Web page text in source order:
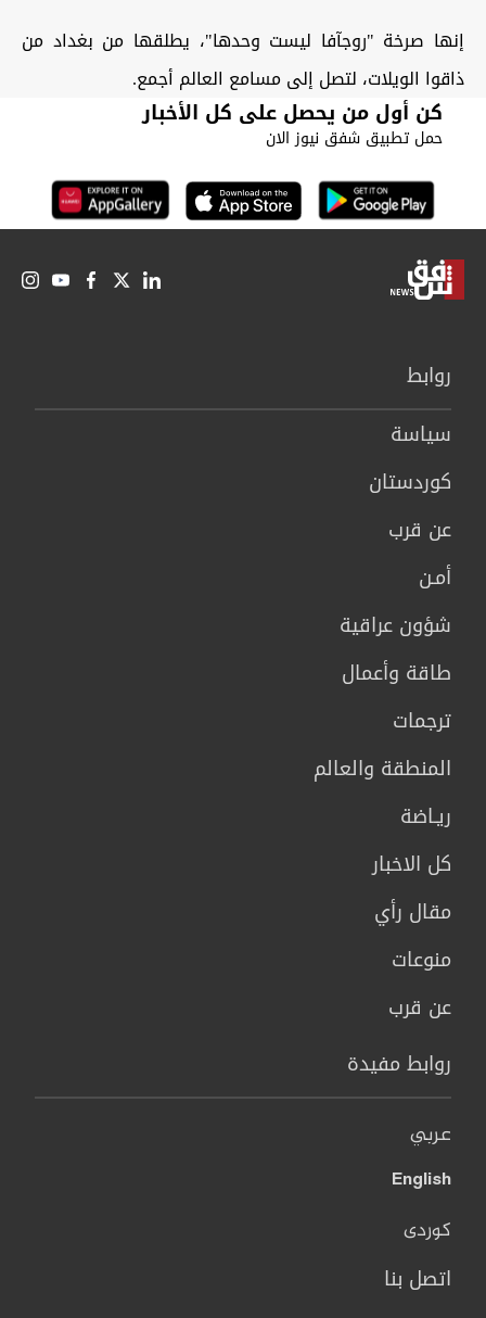
إنها صرخة "روجآفا ليست وحدها"، يطلقها من بغداد من
ذاقوا الويلات، لتصل إلى مسامع العالم أجمع.
كن أول من يحصل على كل الأخبار
حمل تطبيق شفق نيوز الان
روابط
سیاسة
كوردستان
عن قرب
أمـن
شؤون عراقية
طاقة وأعمال
ترجمات
المنطقة والعالم
ريـاضة
كل الاخبار
مقال رأي
منوعات
عن قرب
روابط مفيدة
عربي
English
کوردی
اتصل بنا